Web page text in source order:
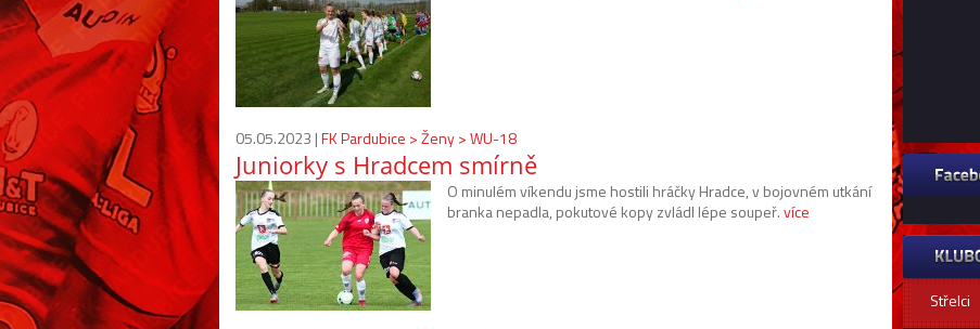
05.05.2023 |FK Pardubice > Ženy > WU-18
Juniorky s Hradcem smírně
O minulém víkendu jsme hostili hráčky Hradce, v bojovném utkání
branka nepadla, pokutové kopy zvládl lépe soupeř.více
Střelci